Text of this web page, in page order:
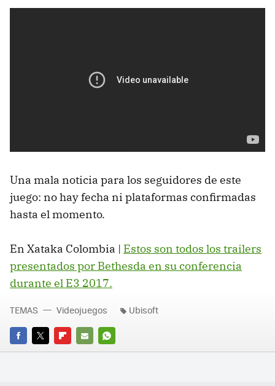
Una mala noticia para los seguidores de este
juego: no hay fecha ni plataformas confirmadas
hasta el momento.
En Xataka Colombia | Estos son todos los trailers
presentados por Bethesda en su conferencia
durante el E3 2017.
FACEBOOK
TWITTERFLIPBOARD
E-
WHATSAPP
TEMAS Videojuegos Ubisoft